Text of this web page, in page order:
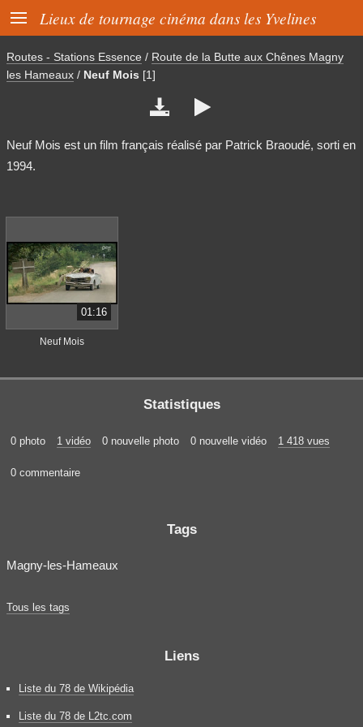
 Lieux de tournage cinéma dans les Yvelines
Routes - Stations Essence / Route de la Butte aux Chênes Magny
les Hameaux / Neuf Mois [1]
 
Neuf Mois est un film français réalisé par Patrick Braoudé, sorti en
1994.
01:16
Neuf Mois
Statistiques
0 photo 1 vidéo 0 nouvelle photo 0 nouvelle vidéo 1 418 vues
0 commentaire
Tags
Magny-les-Hameaux
Tous les tags
Liens
Liste du 78 de Wikipédia
Liste du 78 de L2tc.com